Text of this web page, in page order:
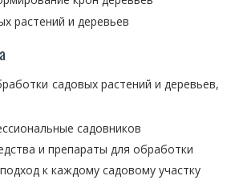
растений и деревьев
садовых растений и деревьев,
садовников
и препараты для обработки
к каждому садовому участку